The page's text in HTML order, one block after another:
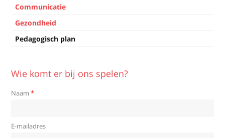
Beleid
Communicatie
Gezondheid
Pedagogisch plan
Wie komt er bij ons spelen?
Naam*
E-mailadres